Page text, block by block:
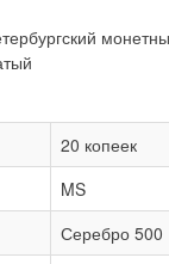
20 копеек
MS
Серебро 500